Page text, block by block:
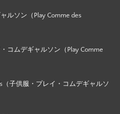
ルソン（Play Comme des
コムデギャルソン（Play Comme
（子供服・プレイ・コムデギャルソ